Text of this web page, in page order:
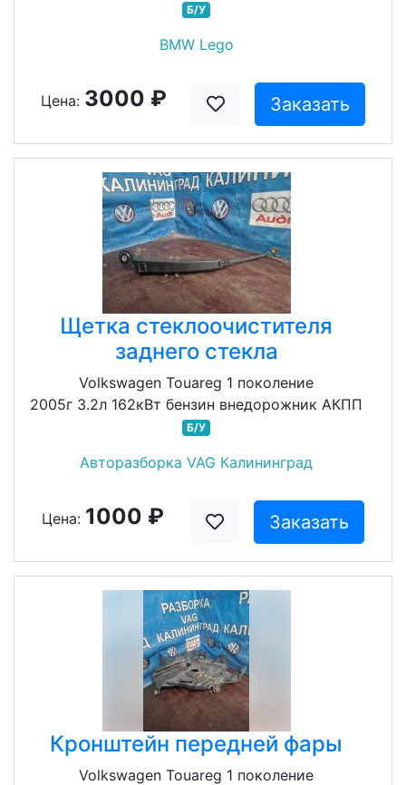
Б/У
BMW Lego
Цена: 3000 ₽ Заказать
Щетка стеклоочистителя
заднего стекла
Volkswagen Touareg 1 поколение
2005г 3.2л 162кВт бензин внедорожник АКПП
Б/У
Авторазборка VAG Калининград
Цена: 1000 ₽ Заказать
Кронштейн передней фары
Volkswagen Touareg 1 поколение